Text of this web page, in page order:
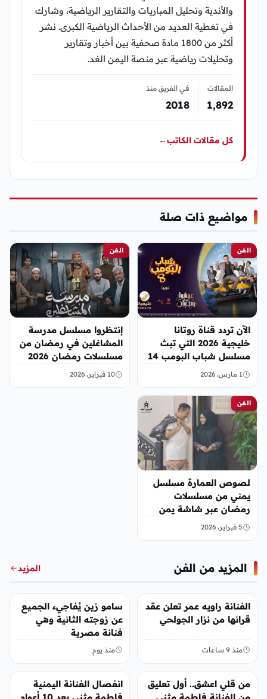
والأندية وتحليل المباريات والتقارير الرياضية، وشارك
في تغطية العديد من الأحداث الرياضية الكبرى. نشر
أكثر من 1800 مادة صحفية بين أخبار وتقارير
وتحليلات رياضية عبر منصة اليمن الغد.
المقالات
1٬892
في الفريق منذ
2018
كل مقالات الكاتب←
مواضيع ذات صلة
الفن
الآن تردد قناة روتانا
خليجية 2026 التي تبث
مسلسل شباب البومب 14
1 مارس، 2026
الفن
إنتظروا مسلسل مدرسة
المشاغلين في رمضان من
مسلسلات رمضان 2026
اليمن
10 فبراير، 2026
الفن
لصوص العمارة مسلسل
يمني من مسلسلات
رمضان عبر شاشة يمن
شباب
5 فبراير، 2026
المزيد من الفن المزيد
الفن
الفنانة راويه عمر تعلن عقد
قرانها من نزار الجولحي
منذ 9 ساعات
الفن
سامو زين يُفاجيء الجميع
عن زوجته الثانية وهي
فنانة مصرية
منذ يوم
من قلي اعشق.. أول تعليق
الفن
انفصال الفنانة اليمنية